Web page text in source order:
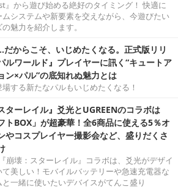
』から遊び始める絶好のタイミング！ 快適に
ムシステムや新要素を交えながら、今遊びたい
魅力を紹介します。
からこそ、いじめたくなる。正式版リリ
ルワールド』プレイヤーに訊く“キュートア
ン×パル”の底知れぬ魅力とは
する新たなパルもいじめたくなる！
ターレイル』爻光とUGREENのコラボは
トBOX」が超豪華！全6商品に使える5％オ
やコスプレイヤー撮影会など、盛りだくさ
崩壊：スターレイル』コラボは、爻光がデザイ
て美しい！モバイルバッテリーや急速充電器な
と一緒に使いたいデバイスがてんこ盛り